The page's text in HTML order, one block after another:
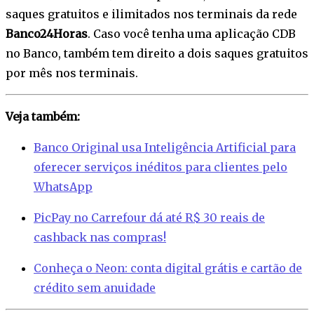
saques gratuitos e ilimitados nos terminais da rede
Banco24Horas. Caso você tenha uma aplicação CDB
no Banco, também tem direito a dois saques gratuitos
por mês nos terminais.
Veja também:
Banco Original usa Inteligência Artificial para
oferecer serviços inéditos para clientes pelo
WhatsApp
PicPay no Carrefour dá até R$ 30 reais de
cashback nas compras!
Conheça o Neon: conta digital grátis e cartão de
crédito sem anuidade